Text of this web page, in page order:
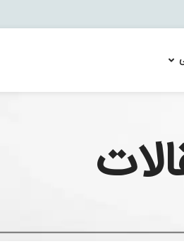
لایسنس سوئیچ سیسکو MDS 9700
لایسنس سویچ سیسکو MDS 9100
لایسنس سویچ سیسکو MDS 9200
Re-Image and
Splunk